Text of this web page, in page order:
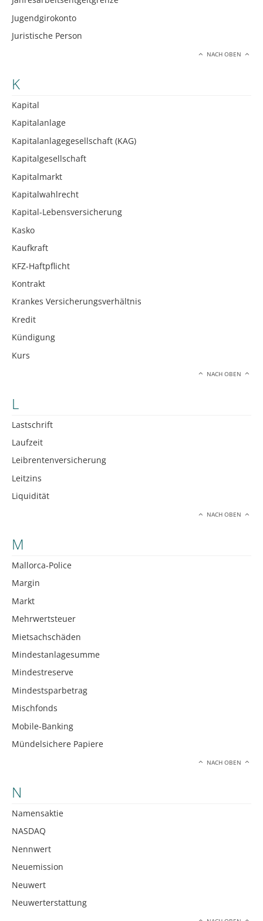
Jugendgirokonto
Juristische Person
NACH OBEN
K
Kapital
Kapitalanlage
Kapitalanlagegesellschaft (KAG)
Kapitalgesellschaft
Kapitalmarkt
Kapitalwahlrecht
Kapital-Lebensversicherung
Kasko
Kaufkraft
KFZ-Haftpflicht
Kontrakt
Krankes Versicherungsverhältnis
Kredit
Kündigung
Kurs
NACH OBEN
L
Lastschrift
Laufzeit
Leibrentenversicherung
Leitzins
Liquidität
NACH OBEN
M
Mallorca-Police
Margin
Markt
Mehrwertsteuer
Mietsachschäden
Mindestanlagesumme
Mindestreserve
Mindestsparbetrag
Mischfonds
Mobile-Banking
Mündelsichere Papiere
NACH OBEN
N
Namensaktie
NASDAQ
Nennwert
Neuemission
Neuwert
Neuwerterstattung